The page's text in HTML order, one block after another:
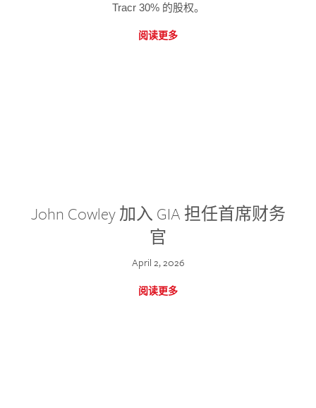
Tracr 30% 的股权。
阅读更多
John Cowley 加入 GIA 担任首席财务
官
April 2, 2026
阅读更多